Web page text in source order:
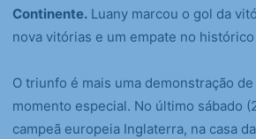
Continente. Luany marcou o gol da
nova vitórias e um empate no
O triunfo é mais uma demonstração
momento especial. No último sábado
campeã europeia Inglaterra, na casa